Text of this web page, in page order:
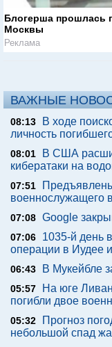
Блогерша прошлась
Москвы
Реклама
ВАЖНЫЕ
08:13
В ходе
личность
08:01
В США
кибератаки на
07:51
военнослужащего
07:08 Google
07:06
1035-й день
операции в Иудее
06:43 В Мукейбле
05:57
На юге
погибли двое
05:32
Прогноз
небольшой спад